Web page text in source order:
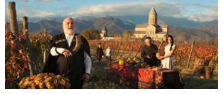
კონფლიქტები